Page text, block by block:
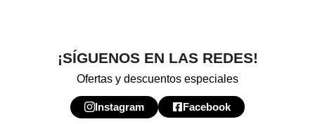
¡SÍGUENOS EN LAS REDES!
Ofertas y descuentos especiales
Instagram Facebook